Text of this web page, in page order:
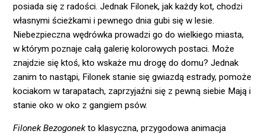
posiada się z radości. Jednak Filonek, jak każdy kot, chodzi
własnymi ścieżkami i pewnego dnia gubi się w lesie.
Niebezpieczna wędrówka prowadzi go do wielkiego miasta,
w którym poznaje całą galerię kolorowych postaci. Może
znajdzie się ktoś, kto wskaże mu drogę do domu? Jednak
zanim to nastąpi, Filonek stanie się gwiazdą estrady, pomoże
kociakom w tarapatach, zaprzyjaźni się z pewną siebie Mają i
stanie oko w oko z gangiem psów.
Filonek Bezogonekto klasyczna, przygodowa animacja